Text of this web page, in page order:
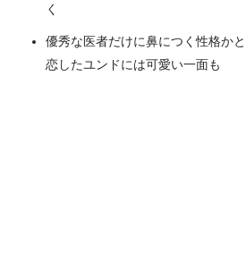
く
優秀な医者だけに鼻につく性格か
恋したユンドには可愛い一面も